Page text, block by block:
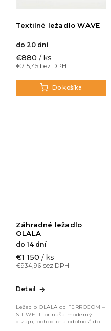
Textilné ležadlo WAVE
do 20 dní
€715,45 bez DPH
€880 / ks
Do košíka
Záhradné ležadlo
OLALA
do 14 dní
€934,96 bez DPH
€1 150 / ks
Detail
Ležadlo OLALA od FERROCOM –
SIT WELL prináša moderný
dizajn, pohodlie a odolnosť do